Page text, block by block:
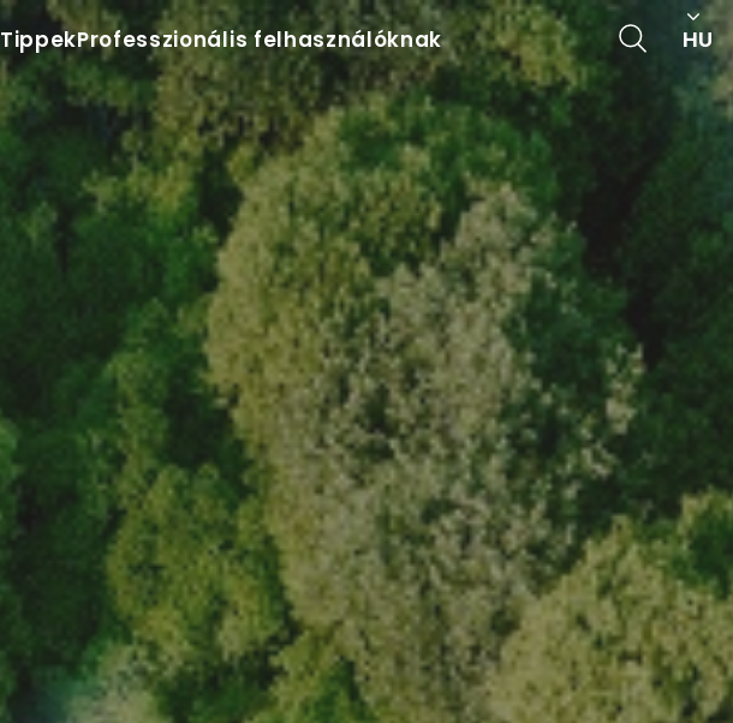
TippekProfesszionális felhasználóknak HU